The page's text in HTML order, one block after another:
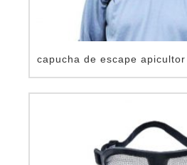
capucha de escape apicultor